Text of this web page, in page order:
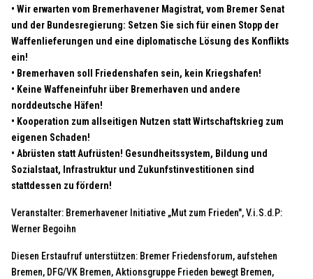
• Wir erwarten vom Bremerhavener Magistrat, vom Bremer Senat
und der Bundesregierung: Setzen Sie sich für einen Stopp der
Waffenlieferungen und eine diplomatische Lösung des Konflikts
ein!
• Bremerhaven soll Friedenshafen sein, kein Kriegshafen!
• Keine Waffeneinfuhr über Bremerhaven und andere
norddeutsche Häfen!
• Kooperation zum allseitigen Nutzen statt Wirtschaftskrieg zum
eigenen Schaden!
• Abrüsten statt Aufrüsten! Gesundheitssystem, Bildung und
Sozialstaat, Infrastruktur und Zukunfstinvestitionen sind
stattdessen zu fördern!
Veranstalter: Bremerhavener Initiative „Mut zum Frieden", V.i.S.d.P:
Werner Begoihn
Diesen Erstaufruf unterstützen: Bremer Friedensforum, aufstehen
Bremen, DFG/VK Bremen, Aktionsgruppe Frieden bewegt Bremen,